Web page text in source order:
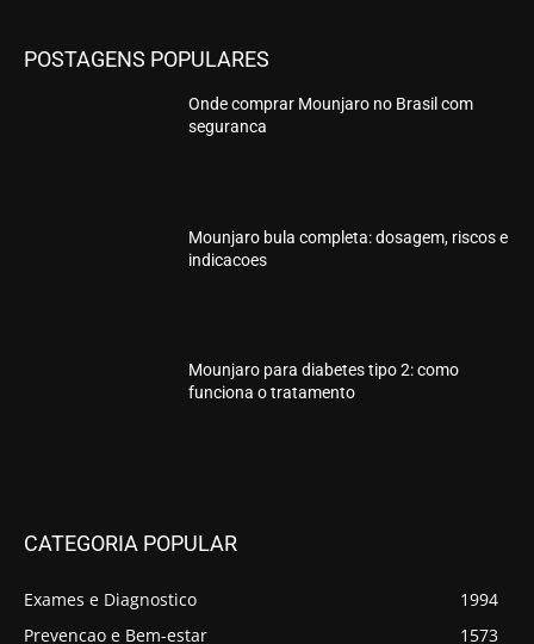
POSTAGENS POPULARES
Onde comprar Mounjaro no Brasil com
seguranca
Mounjaro bula completa: dosagem, riscos e
indicacoes
Mounjaro para diabetes tipo 2: como
funciona o tratamento
CATEGORIA POPULAR
Exames e Diagnostico
1994
Prevencao e Bem-estar
1573